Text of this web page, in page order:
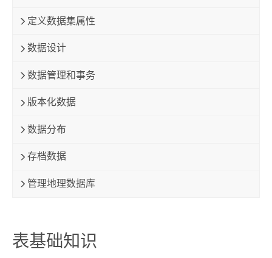
定义数据集属性
数据设计
数据管理和事务
版本化数据
数据分布
存档数据
管理地理数据库
表基础知识